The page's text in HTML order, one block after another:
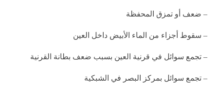
– ضعف أو تمزق المحفظة
– سقوط أجزاء من الماء الأبيض داخل العين
– تجمع سوائل في قرنية العين بسبب ضعف بطانة القرنية
– تجمع سوائل بمركز البصر في الشبكية